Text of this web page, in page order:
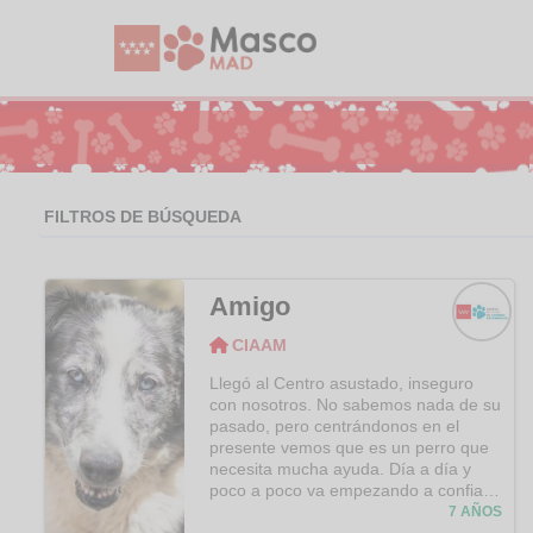
FILTROS DE BÚSQUEDA
Amigo
CIAAM
Llegó al Centro asustado, inseguro
con nosotros. No sabemos nada de su
pasado, pero centrándonos en el
presente vemos que es un perro que
necesita mucha ayuda. Día a día y
poco a poco va empezando a confiar
7 AÑOS